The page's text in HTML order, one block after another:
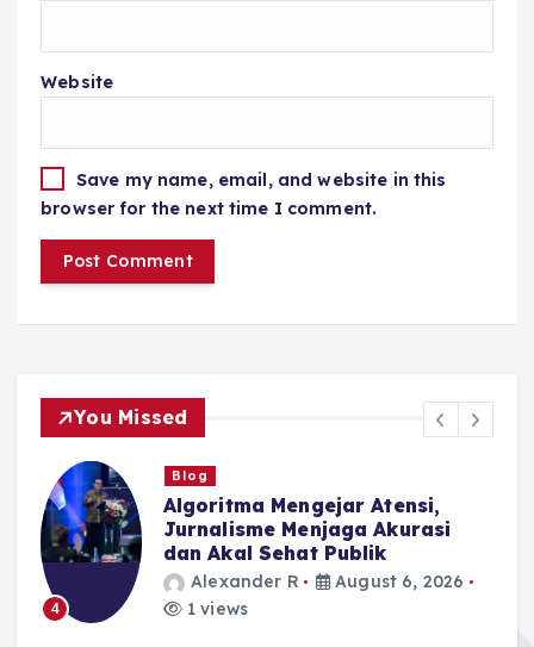
Website
Save my name, email, and website in this
browser for the next time I comment.
You Missed
4
Blog
Algoritma Mengejar Atensi,
Jurnalisme Menjaga Akurasi
dan Akal Sehat Publik
Alexander R
August 6, 2026
1 views